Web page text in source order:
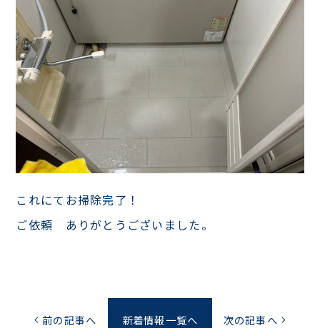
これにてお掃除完了！
ご依頼 ありがとうございました。
chevron_left 前の記事へ 新着情報一覧へ 次の記事へ chevron_right